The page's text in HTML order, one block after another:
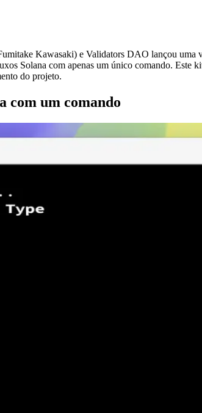
Kawasaki) e Validators DAO lançou uma
Solana com apenas um único comando.
do projeto.
com um comando